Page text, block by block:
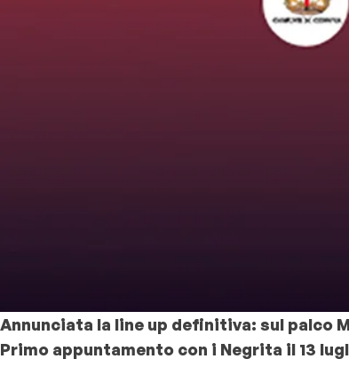
Annunciata la line up definitiva: sul palco
Primo appuntamento con i Negrita il 13